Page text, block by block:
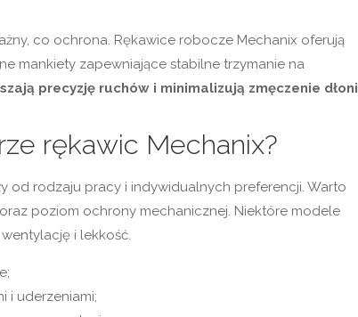
co ochrona. Rękawice robocze Mechanix oferują
mankiety zapewniające stabilne trzymanie na
precyzję ruchów i minimalizują zmęczenie dłoni
rękawic Mechanix?
od rodzaju pracy i indywidualnych preferencji. Warto
poziom ochrony mechanicznej. Niektóre modele
i lekkość.
i uderzeniami;